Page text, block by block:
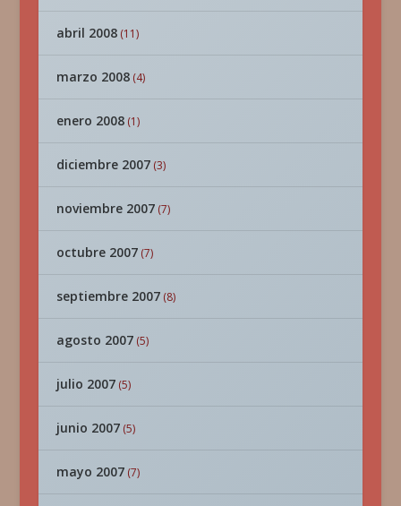
abril 2008(11)
marzo 2008(4)
enero 2008(1)
diciembre 2007(3)
noviembre 2007(7)
octubre 2007(7)
septiembre 2007(8)
agosto 2007(5)
julio 2007(5)
junio 2007(5)
mayo 2007(7)